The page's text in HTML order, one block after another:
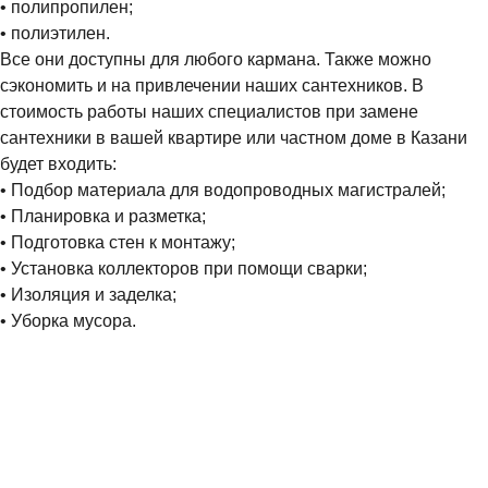
• полипропилен;
• полиэтилен.
Все они доступны для любого кармана. Также можно
сэкономить и на привлечении наших сантехников. В
стоимость работы наших специалистов при замене
сантехники в вашей квартире или частном доме в Казани
будет входить:
• Подбор материала для водопроводных магистралей;
• Планировка и разметка;
• Подготовка стен к монтажу;
• Установка коллекторов при помощи сварки;
• Изоляция и заделка;
• Уборка мусора.